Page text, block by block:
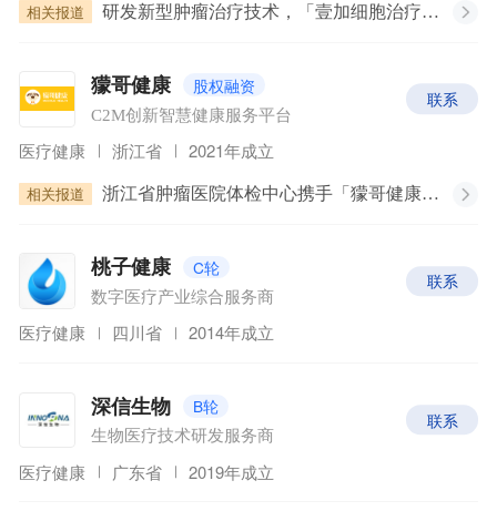
相关报道 研发新型肿瘤治疗技术，「壹加细胞治疗集团」在自贸区开启细胞治疗先行示范
獴哥健康 股权融资
C2M创新智慧健康服务平台
联系
医疗健康 浙江省 2021年成立
相关报道 浙江省肿瘤医院体检中心携手「獴哥健康」，打破“谈癌色变”刻板印象
桃子健康 C轮
数字医疗产业综合服务商
联系
医疗健康 四川省 2014年成立
深信生物 B轮
生物医疗技术研发服务商
联系
医疗健康 广东省 2019年成立